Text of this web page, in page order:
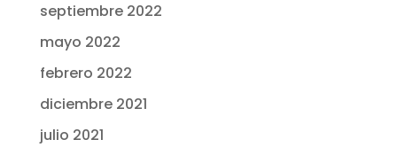
septiembre 2022
mayo 2022
febrero 2022
diciembre 2021
julio 2021